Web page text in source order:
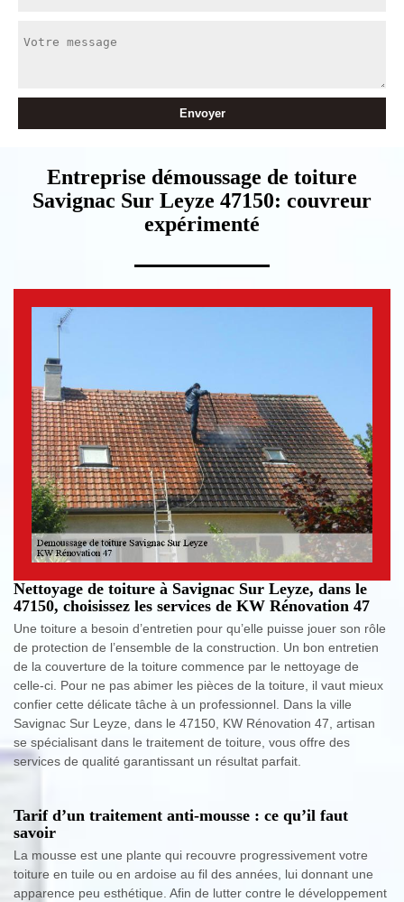
Entreprise démoussage de toiture
Savignac Sur Leyze 47150: couvreur
expérimenté
Nettoyage de toiture à Savignac Sur Leyze, dans le
47150, choisissez les services de KW Rénovation 47
Une toiture a besoin d’entretien pour qu’elle puisse jouer son rôle
de protection de l’ensemble de la construction. Un bon entretien
de la couverture de la toiture commence par le nettoyage de
celle-ci. Pour ne pas abimer les pièces de la toiture, il vaut mieux
confier cette délicate tâche à un professionnel. Dans la ville
Savignac Sur Leyze, dans le 47150, KW Rénovation 47, artisan
se spécialisant dans le traitement de toiture, vous offre des
services de qualité garantissant un résultat parfait.
Tarif d’un traitement anti-mousse : ce qu’il faut
savoir
La mousse est une plante qui recouvre progressivement votre
toiture en tuile ou en ardoise au fil des années, lui donnant une
apparence peu esthétique. Afin de lutter contre le développement